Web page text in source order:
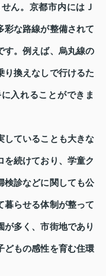
ん。京都市内にはＪ
彩な路線が整備されて
す。例えば、烏丸線の
り換えなしで行けるた
入れることができま
していることも大きな
を続けており、学童ク
検診などに関しても公
暮らせる体制が整って
が多く、市街地であり
どもの感性を育む住環